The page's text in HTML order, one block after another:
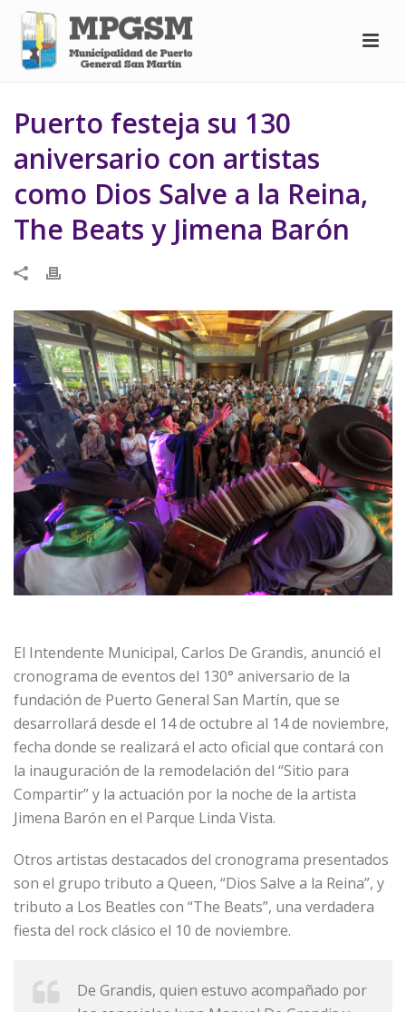
Puerto festeja su 130
aniversario con artistas
como Dios Salve a la Reina,
The Beats y Jimena Barón
El Intendente Municipal, Carlos De Grandis, anunció el
cronograma de eventos del 130° aniversario de la
fundación de Puerto General San Martín, que se
desarrollará desde el 14 de octubre al 14 de noviembre,
fecha donde se realizará el acto oficial que contará con
la inauguración de la remodelación del “Sitio para
Compartir” y la actuación por la noche de la artista
Jimena Barón en el Parque Linda Vista.
Otros artistas destacados del cronograma presentados
son el grupo tributo a Queen, “Dios Salve a la Reina”, y
tributo a Los Beatles con “The Beats”, una verdadera
fiesta del rock clásico el 10 de noviembre.
De Grandis, quien estuvo acompañado por